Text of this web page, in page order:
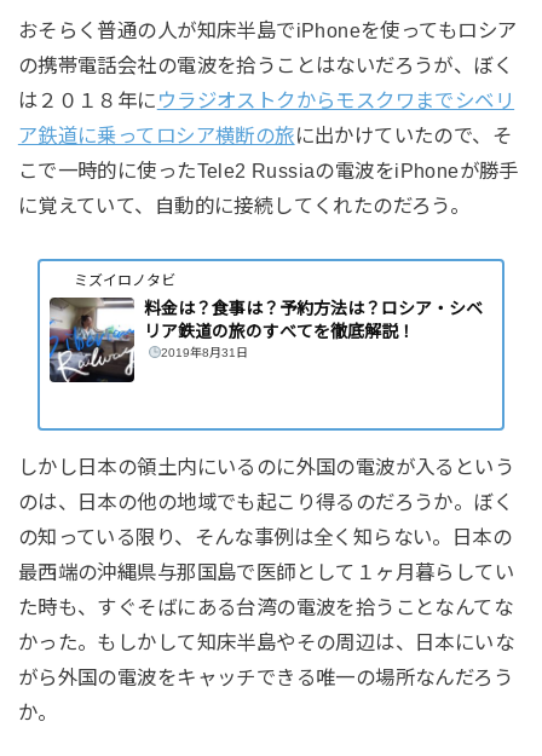
おそらく普通の人が知床半島でiPhoneを使ってもロシア
の携帯電話会社の電波を拾うことはないだろうが、ぼく
は２０１８年に ウラジオストクからモスクワまでシベリ
ア鉄道に乗ってロシア横断の旅に出かけていたので、そ
こで一時的に使ったTele2 Russiaの電波をiPhoneが勝手
に覚えていて、自動的に接続してくれたのだろう。
ミズイロノタビ
料金は？食事は？予約方法は？ロシア・シベ
リア鉄道の旅のすべてを徹底解説！
2019年8月31日
しかし日本の領土内にいるのに外国の電波が入るという
のは、日本の他の地域でも起こり得るのだろうか。ぼく
の知っている限り、そんな事例は全く知らない。日本の
最西端の沖縄県与那国島で医師として１ヶ月暮らしてい
た時も、すぐそばにある台湾の電波を拾うことなんてな
かった。もしかして知床半島やその周辺は、日本にいな
がら外国の電波をキャッチできる唯一の場所なんだろう
か。